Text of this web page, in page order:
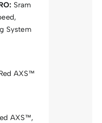
Sram
System
AXS™
AXS™,